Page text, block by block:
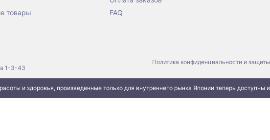
товары
FAQ
1-3-43
Политика конфиденциальности и
и здоровья, произведенные только для внутреннего рынка Японии теперь доступны